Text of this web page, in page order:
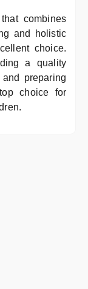
combines
and holistic
choice.
a quality
preparing
choice for